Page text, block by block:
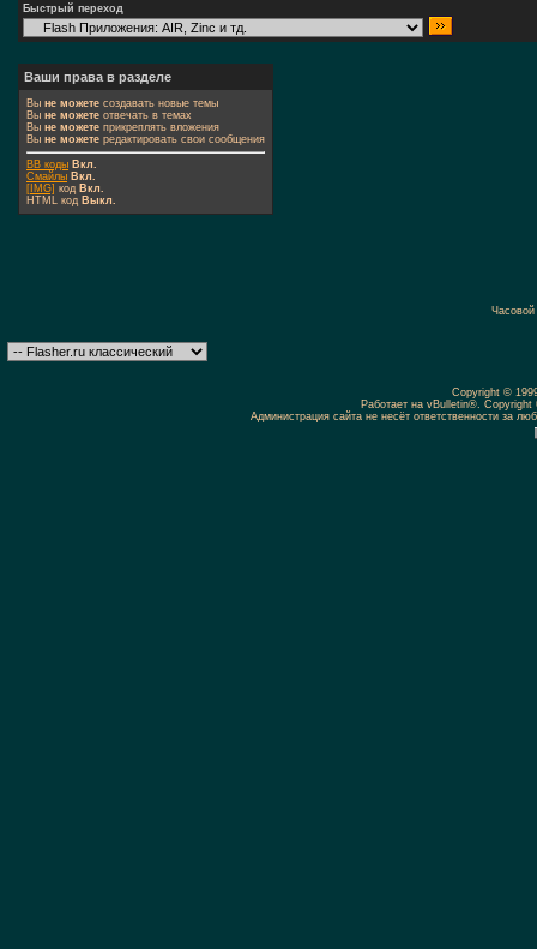
Быстрый переход
Ваши права в разделе
Вы не можете создавать новые темы
Вы не можете отвечать в темах
Вы не можете прикреплять вложения
Вы не можете редактировать свои сообщения
BB коды Вкл.
Смайлы Вкл.
[IMG] код Вкл.
HTML код Выкл.
Copyright ©
Работает на vBulletin®.
Администрация сайта не несёт ответственности за